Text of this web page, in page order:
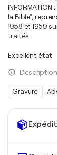
la Bible",
1958 et 1959
traités.
Excellent état
Gravure